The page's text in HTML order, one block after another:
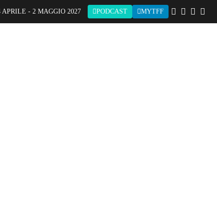
- 2 MAGGIO 2027 PODCAST MYTFF